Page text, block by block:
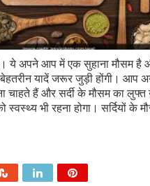
ये अपने आप में एक सुहाना मौसम है
यादें जरूर जुड़ी होंगी। आप
चाहते हैं और सर्दी के मौसम का लुफ्त
भी रहना होगा। सर्दियों के